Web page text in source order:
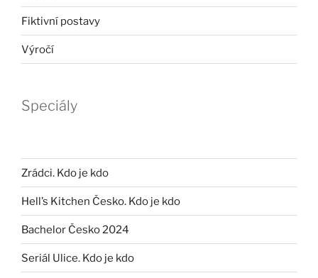
Fiktivní postavy
Výročí
Speciály
Zrádci. Kdo je kdo
Hell’s Kitchen Česko. Kdo je kdo
Bachelor Česko 2024
Seriál Ulice. Kdo je kdo